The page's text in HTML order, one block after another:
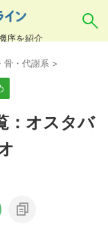
序を紹介
）には対応し
キーワードな
ク
骨・代謝系 >
：オスタバ